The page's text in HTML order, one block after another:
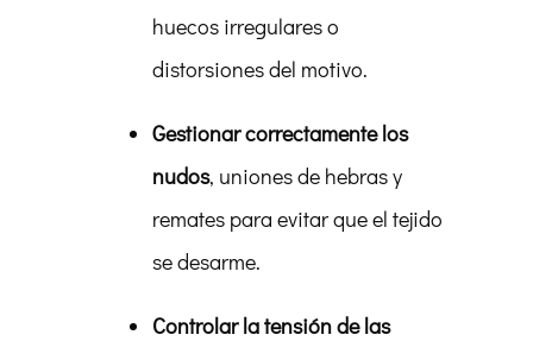
huecos irregulares o
distorsiones del motivo.
Gestionar correctamente los
nudos, uniones de hebras y
remates para evitar que el tejido
se desarme.
Controlar la tensión de las